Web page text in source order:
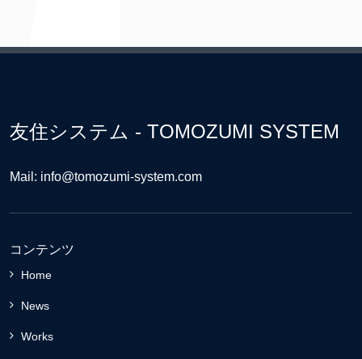
友住システム - TOMOZUMI SYSTEM
Mail: info@tomozumi-system.com
コンテンツ
Home
News
Works